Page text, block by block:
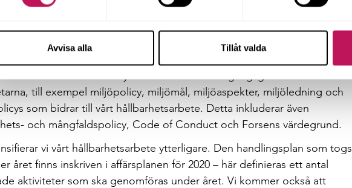
Avvisa alla Tillåt valda
för Forsens hållbarhetsarbete har sin utgångspunkt i Agenda 2020 och
mål för en hållbar utveckling. Vår hållbarhetsstrategi består förutom
även av mål och krav som vi själva har satt upp.
dokumenterat i vårt ledningssystem Forsen Flow, som vi har
året. Här finns alla styrdokument enkelt tillgängliga för
till exempel miljöpolicy, miljömål, miljöaspekter, miljöledning och
som bidrar till vårt hållbarhetsarbete. Detta inkluderar även
och mångfaldspolicy, Code of Conduct och Forsens värdegrund.
vi vårt hållbarhetsarbete ytterligare. Den handlingsplan som togs
året finns inskriven i affärsplanen för 2020 – här definieras ett antal
aktiviteter som ska genomföras under året. Vi kommer också att